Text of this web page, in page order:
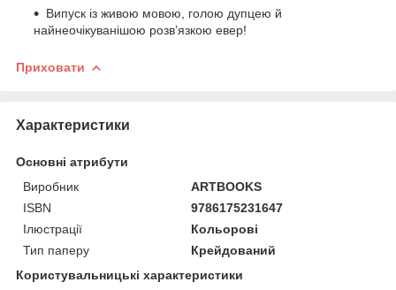
Випуск із живою мовою, голою дупцею й
найнеочікуванішою розв’язкою евер!
Приховати
Характеристики
Основні атрибути
Виробник
ARTBOOKS
ISBN
9786175231647
Ілюстрації
Кольорові
Тип паперу
Крейдований
Користувальницькі характеристики